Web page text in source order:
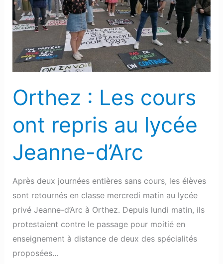
Orthez : Les cours
ont repris au lycée
Jeanne-d’Arc
Après deux journées entières sans cours, les élèves
sont retournés en classe mercredi matin au lycée
privé Jeanne-d’Arc à Orthez. Depuis lundi matin, ils
protestaient contre le passage pour moitié en
enseignement à distance de deux des spécialités
proposées…
cours
ont
repris
lycée
d’Arc